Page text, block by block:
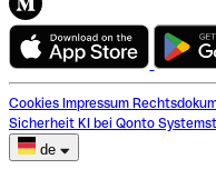
Cookies Impressum
Sicherheit KI bei Qonto
de